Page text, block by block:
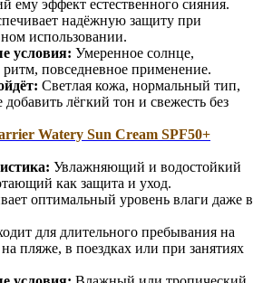
ему эффект естественного сияния.
надёжную защиту при
использовании.
условия: Умеренное солнце,
ритм, повседневное применение.
Светлая кожа, нормальный тип,
лёгкий тон и свежесть без
Watery Sun Cream SPF50+
Увлажняющий и водостойкий
как защита и уход.
оптимальный уровень влаги даже в
для длительного пребывания на
пляже, в поездках или при занятиях